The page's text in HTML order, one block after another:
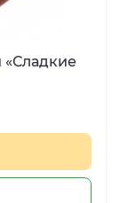
«Сладкие